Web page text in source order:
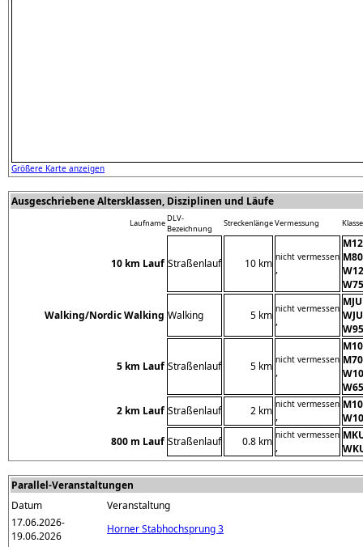
Größere Karte anzeigen
Ausgeschriebene Altersklassen, Disziplinen und Läufe
LaufnameDLV-
Bezeichnung
StreckenlängeVermessung
10 km Lauf Straßenlauf 10 km nicht vermessen
,
Walking/Nordic Walking Walking 5 km nicht vermessen
,
W95
5 km Lauf Straßenlauf 5 km nicht vermessen
,
2 km Lauf Straßenlauf 2 km nicht vermessen
,
800 m Lauf Straßenlauf 0.8 km nicht vermessen
,
Parallel-Veranstaltungen
Datum
Veranstaltung
17.06.2026-
19.06.2026
Horner Stabhochsprung 3